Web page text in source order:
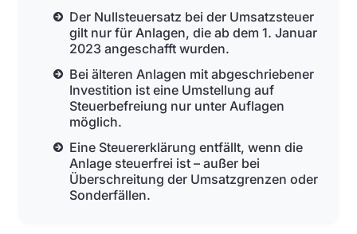
Der Nullsteuersatz bei der Umsatzsteuer
gilt nur für Anlagen, die ab dem 1. Januar
2023 angeschafft wurden.
Bei älteren Anlagen mit abgeschriebener
Investition ist eine Umstellung auf
Steuerbefreiung nur unter Auflagen
möglich.
Eine Steuererklärung entfällt, wenn die
Anlage steuerfrei ist – außer bei
Überschreitung der Umsatzgrenzen oder
Sonderfällen.